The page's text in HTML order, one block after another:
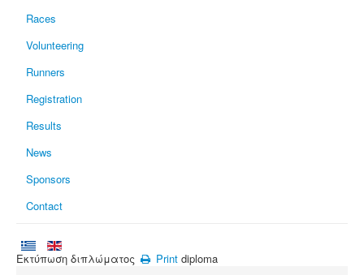
Races
Volunteering
Runners
Registration
Results
News
Sponsors
Contact
Εκτύπωση διπλώματος Print diploma